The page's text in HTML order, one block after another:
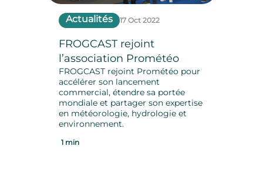
Actualités 17 Oct 2022
FROGCAST rejoint
l’association Prométéo
FROGCAST rejoint Prométéo pour
accélérer son lancement
commercial, étendre sa portée
mondiale et partager son expertise
en météorologie, hydrologie et
environnement.
1 min